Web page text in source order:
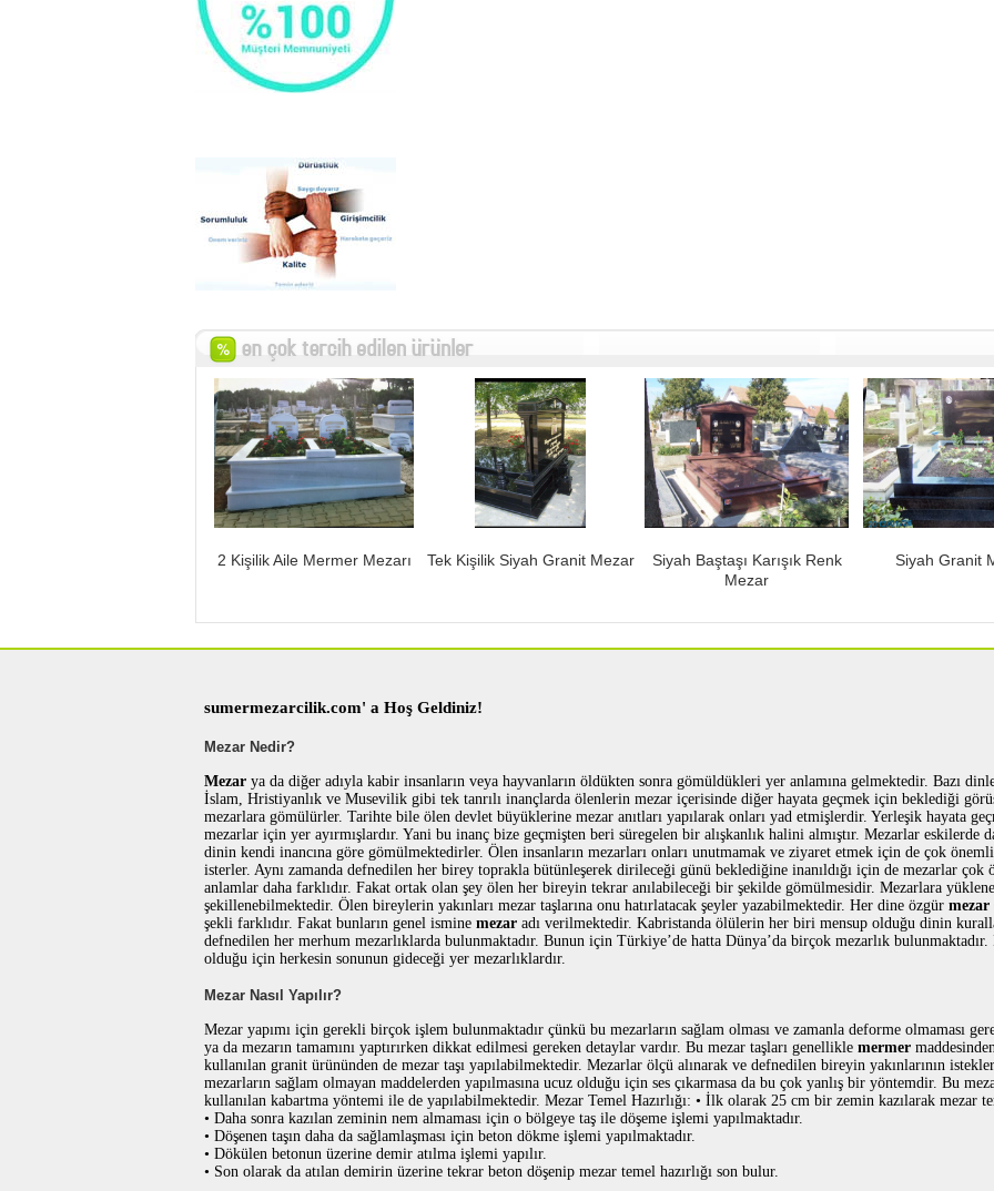
2 Kişilik Aile Mermer Mezarı Tek Kişilik Siyah Granit Mezar
Siyah Baştaşı Karışık Renk
Mezar
Siyah Granit
sumermezarcilik.com' a Hoş Geldiniz!
Mezar Nedir?
Mezar ya da diğer adıyla kabir insanların veya hayvanların öldükten sonra gömüldükleri yer anlamına gelmektedir. Bazı
İslam, Hristiyanlık ve Musevilik gibi tek tanrılı inançlarda ölenlerin mezar içerisinde diğer hayata geçmek için beklediği
mezarlara gömülürler. Tarihte bile ölen devlet büyüklerine mezar anıtları yapılarak onları yad etmişlerdir. Yerleşik hayata
mezarlar için yer ayırmışlardır. Yani bu inanç bize geçmişten beri süregelen bir alışkanlık halini almıştır. Mezarlar eskilerde
dinin kendi inancına göre gömülmektedirler. Ölen insanların mezarları onları unutmamak ve ziyaret etmek için de çok
isterler. Aynı zamanda defnedilen her birey toprakla bütünleşerek dirileceği günü beklediğine inanıldığı için de mezarlar
anlamlar daha farklıdır. Fakat ortak olan şey ölen her bireyin tekrar anılabileceği bir şekilde gömülmesidir. Mezarlara
şekillenebilmektedir. Ölen bireylerin yakınları mezar taşlarına onu hatırlatacak şeyler yazabilmektedir. Her dine özgür mezar
şekli farklıdır. Fakat bunların genel ismine mezar adı verilmektedir. Kabristanda ölülerin her biri mensup olduğu dinin
defnedilen her merhum mezarlıklarda bulunmaktadır. Bunun için Türkiye’de hatta Dünya’da birçok mezarlık bulunmaktadır.
olduğu için herkesin sonunun gideceği yer mezarlıklardır.
Mezar Nasıl Yapılır?
Mezar yapımı için gerekli birçok işlem bulunmaktadır çünkü bu mezarların sağlam olması ve zamanla deforme olmaması
ya da mezarın tamamını yaptırırken dikkat edilmesi gereken detaylar vardır. Bu mezar taşları genellikle mermer
kullanılan granit ürününden de mezar taşı yapılabilmektedir. Mezarlar ölçü alınarak ve defnedilen bireyin yakınlarının
mezarların sağlam olmayan maddelerden yapılmasına ucuz olduğu için ses çıkarmasa da bu çok yanlış bir yöntemdir. Bu
kullanılan kabartma yöntemi ile de yapılabilmektedir. Mezar Temel Hazırlığı: • İlk olarak 25 cm bir zemin kazılarak mezar
• Daha sonra kazılan zeminin nem almaması için o bölgeye taş ile döşeme işlemi yapılmaktadır.
• Döşenen taşın daha da sağlamlaşması için beton dökme işlemi yapılmaktadır.
• Dökülen betonun üzerine demir atılma işlemi yapılır.
• Son olarak da atılan demirin üzerine tekrar beton döşenip mezar temel hazırlığı son bulur.